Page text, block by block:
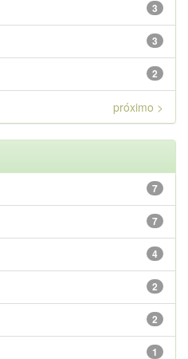
3
3
2
próximo >
7
7
4
2
2
1